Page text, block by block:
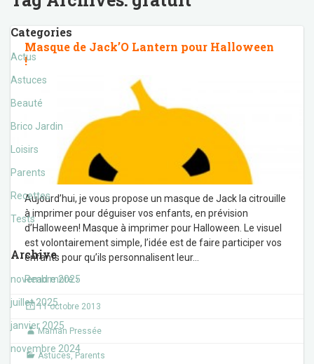
Categories
Actus
Astuces
Beauté
Brico Jardin
Loisirs
Parents
Recettes
Tests
Archive
novembre 2025
juillet 2025
janvier 2025
novembre 2024
Masque de Jack’O Lantern pour Halloween
!
Aujourd’hui, je vous propose un masque de Jack la citrouille
à imprimer pour déguiser vos enfants, en prévision
d’Halloween! Masque à imprimer pour Halloween. Le visuel
est volontairement simple, l’idée est de faire participer vos
enfants pour qu’ils personnalisent leur…
Read more ›
11 octobre 2013
Maman Pressée
Astuces, Parents